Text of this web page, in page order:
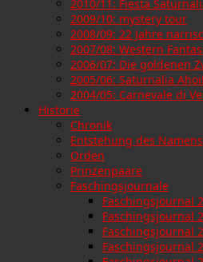
2010/11: Fiesta
2009/10: mystery tour
2008/09: 22 Jahre
2007/08: Western
2006/07: Die goldenen
2005/06: Saturnalia Ahoi!
2004/05: Carnevale di
Historie
Chronik
Entstehung des Namens
Orden
Prinzenpaare
Faschingsjournale
Faschingsjournal
Faschingsjournal
Faschingsjournal
Faschingsjournal